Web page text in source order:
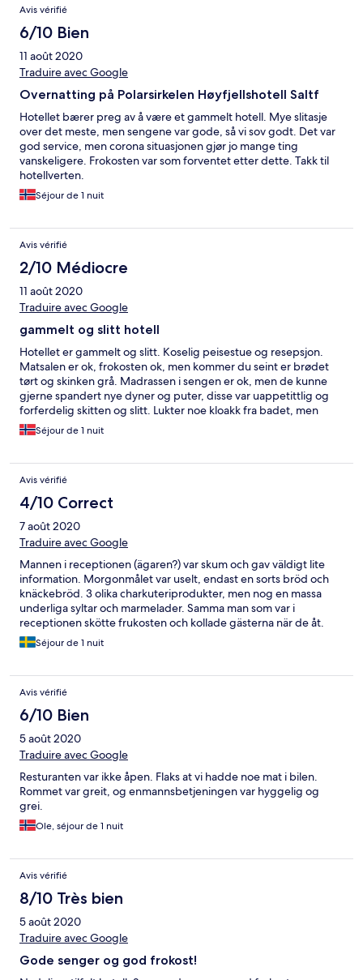
Avis vérifié
6/10 Bien
11 août 2020
Traduire avec Google
Overnatting på Polarsirkelen Høyfjellshotell Saltf
Hotellet bærer preg av å være et gammelt hotell. Mye slitasje
over det meste, men sengene var gode, så vi sov godt. Det var
god service, men corona situasjonen gjør jo mange ting
vanskeligere. Frokosten var som forventet etter dette. Takk til
hotellverten.
Séjour de 1 nuit
Avis vérifié
2/10 Médiocre
11 août 2020
Traduire avec Google
gammelt og slitt hotell
Hotellet er gammelt og slitt. Koselig peisestue og resepsjon.
Matsalen er ok, frokosten ok, men kommer du seint er brødet
tørt og skinken grå. Madrassen i sengen er ok, men de kunne
gjerne spandert nye dyner og puter, disse var uappetittlig og
forferdelig skitten og slitt. Lukter noe kloakk fra badet, men
dusjen ok med dusjforheng. Begrenset med toalettpapir da vi
kom så dette måtte vi hente selv. Vinduet åpent om natten med
stygt rundt hotellet. God parkering og sikkert fine
turmuligheter. Vi overnattet bare fordi det passet å stoppe her i
forhold til kjøretid.
Séjour de 1 nuit
Avis vérifié
4/10 Correct
7 août 2020
Traduire avec Google
Mannen i receptionen (ägaren?) var skum och gav väldigt lite
information. Morgonmålet var uselt, endast en sorts bröd och
knäckebröd. 3 olika charkuteriprodukter, men nog en massa
underliga syltar och marmelader. Samma man som var i
receptionen skötte frukosten och kollade gästerna när de åt.
Huset förfallet och slitet. Från värme elementen droppade det
rostigt vatten. Fick symptom av inomhusluften.
Séjour de 1 nuit
Avis vérifié
6/10 Bien
5 août 2020
Traduire avec Google
Resturanten var ikke åpen. Flaks at vi hadde noe mat i bilen.
Rommet var greit, og enmannsbetjeningen var hyggelig og
grei.
Ole, séjour de 1 nuit
Avis vérifié
8/10 Très bien
5 août 2020
Traduire avec Google
Gode senger og god frokost!